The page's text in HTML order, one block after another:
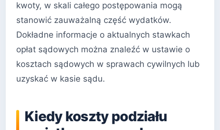
kwoty, w skali całego postępowania mogą
stanowić zauważalną część wydatków.
Dokładne informacje o aktualnych stawkach
opłat sądowych można znaleźć w ustawie o
kosztach sądowych w sprawach cywilnych lub
uzyskać w kasie sądu.
Kiedy koszty podziału